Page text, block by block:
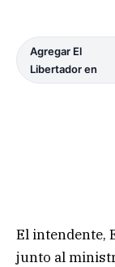
Agregar El
Libertador en
El intendente,
junto al